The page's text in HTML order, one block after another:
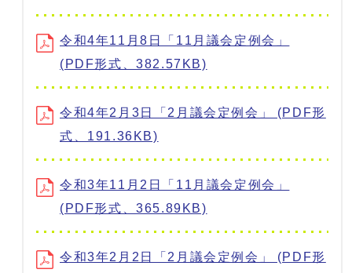
令和4年11月8日「11月議会定例会」
(PDF形式、382.57KB)
令和4年2月3日「2月議会定例会」 (PDF形
式、191.36KB)
令和3年11月2日「11月議会定例会」
(PDF形式、365.89KB)
令和3年2月2日「2月議会定例会」 (PDF形